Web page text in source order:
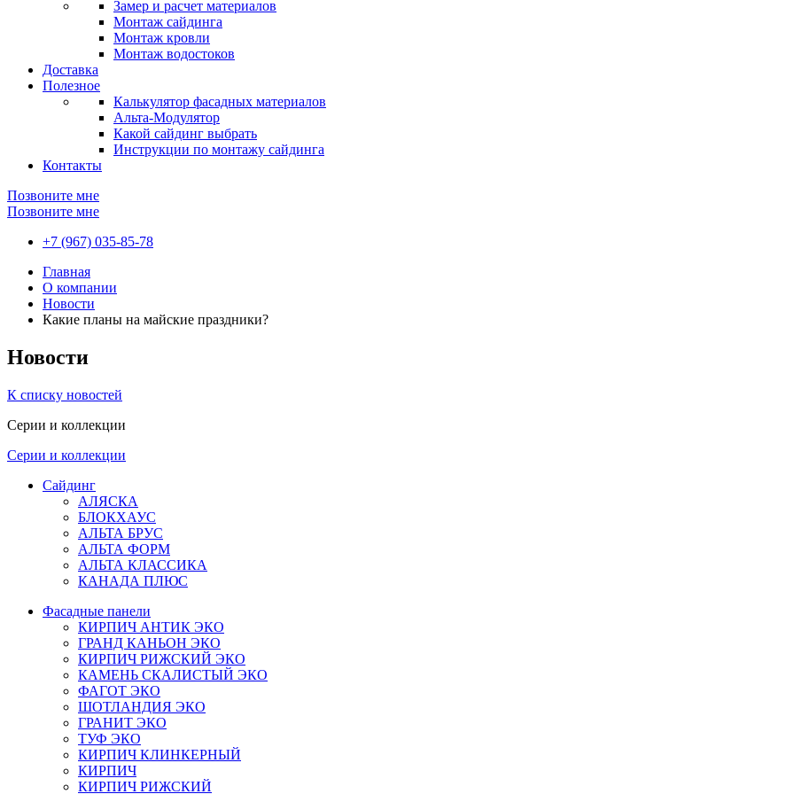
Замер и расчет материалов
Монтаж сайдинга
Монтаж кровли
Монтаж водостоков
Доставка
Полезное
Калькулятор фасадных материалов
Альта-Модулятор
Какой сайдинг выбрать
Инструкции по монтажу сайдинга
Контакты
Позвоните мне
Позвоните мне
+7 (967) 035-85-78
Главная
О компании
Новости
Какие планы на майские праздники?
Новости
К списку новостей
Серии и коллекции
Серии и коллекции
Сайдинг
АЛЯСКА
БЛОКХАУС
АЛЬТА БРУС
АЛЬТА ФОРМ
АЛЬТА КЛАССИКА
КАНАДА ПЛЮС
Фасадные панели
КИРПИЧ АНТИК ЭКО
ГРАНД КАНЬОН ЭКО
КИРПИЧ РИЖСКИЙ ЭКО
КАМЕНЬ СКАЛИСТЫЙ ЭКО
ФАГОТ ЭКО
ШОТЛАНДИЯ ЭКО
ГРАНИТ ЭКО
ТУФ ЭКО
КИРПИЧ КЛИНКЕРНЫЙ
КИРПИЧ
КИРПИЧ РИЖСКИЙ